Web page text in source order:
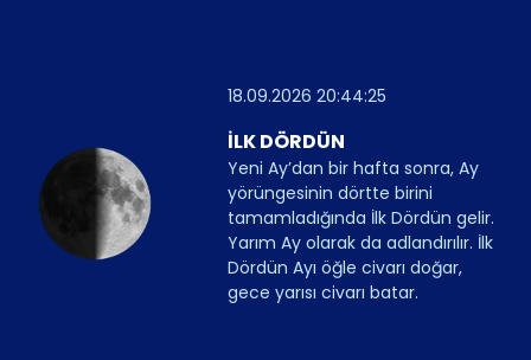
18.09.2026 20:44:25
İLK DÖRDÜN
Yeni Ay’dan bir hafta sonra, Ay
yörüngesinin dörtte birini
tamamladığında İlk Dördün gelir.
Yarım Ay olarak da adlandırılır. İlk
Dördün Ayı öğle civarı doğar,
gece yarısı civarı batar.